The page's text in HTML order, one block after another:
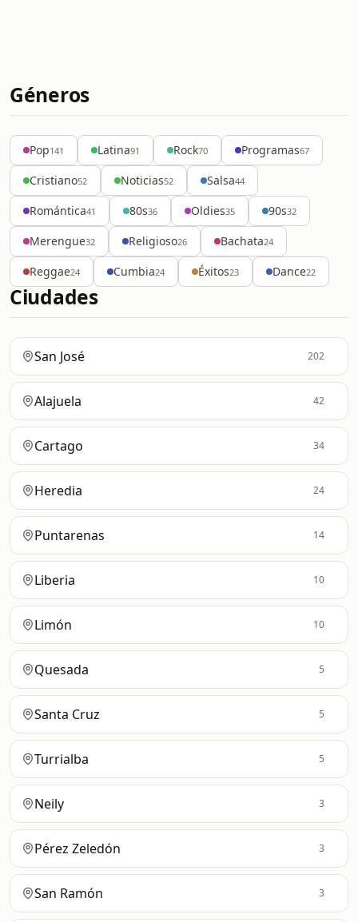
Géneros
Pop141 Latina91 Rock70 Programas67
Cristiano52 Noticias52 Salsa44
Romántica41 80s36 Oldies35 90s32
Merengue32 Religioso26 Bachata24
Reggae24 Cumbia24 Éxitos23 Dance22
Ciudades
San José 202
Alajuela 42
Cartago 34
Heredia 24
Puntarenas 14
Liberia 10
Limón 10
Quesada 5
Santa Cruz 5
Turrialba 5
Neily 3
Pérez Zeledón 3
San Ramón 3